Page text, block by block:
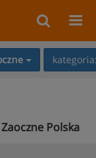
Polska